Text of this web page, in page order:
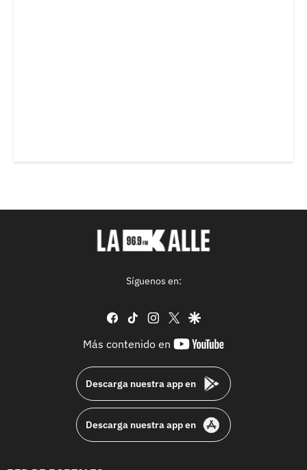
Síguenos en:
facebook
tiktok instagram
twittergoogle
Más contenido en
youtube-
Descarga nuestra app en
Descarga nuestra app en